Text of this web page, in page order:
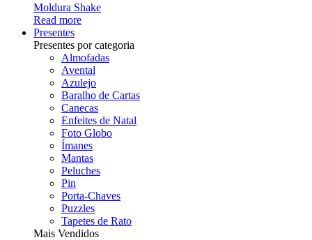
Moldura Shake
Read more
Presentes
Presentes por categoria
Almofadas
Avental
Azulejo
Baralho de Cartas
Canecas
Enfeites de Natal
Foto Globo
Ímanes
Mantas
Peluches
Pin
Porta-Chaves
Puzzles
Tapetes de Rato
Mais Vendidos